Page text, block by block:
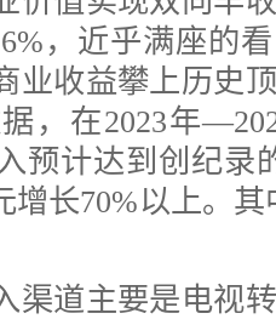
，近乎满座的
业收益攀上历史
，在2023年
预计达到创纪录
增长70%以上。其
道主要是电视转